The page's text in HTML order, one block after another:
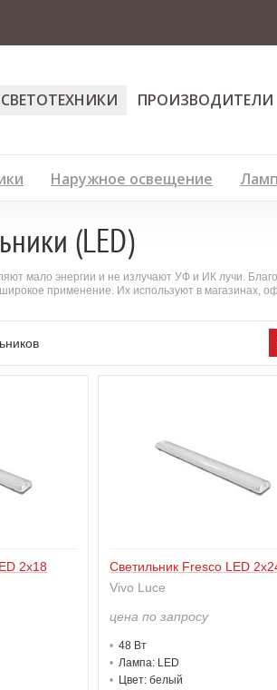
ПРОИЗВОДИТЕЛИ
Наружное освещение
(LED)
мало энергии и не излучают УФ и ИК лучи.
применение. Их используют в
2x18
Светильник Fresco LED
Vivo Luce
цена по запросу
48 Вт
Лампа: LED
Цвет: белый